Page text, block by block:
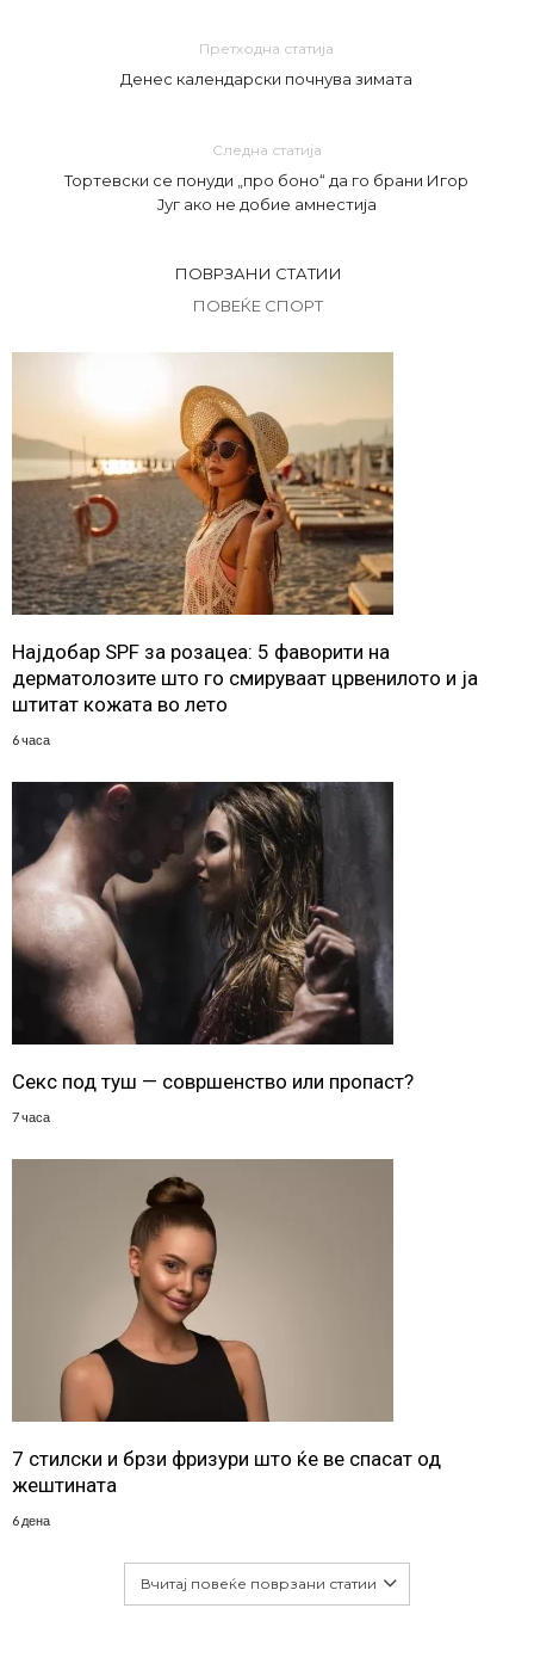
Претходна статија
Денес календарски почнува зимата
Следна статија
Тортевски се понуди „про боно“ да го брани Игор
Југ ако не добие амнестија
ПОВРЗАНИ СТАТИИ
ПОВЕЌЕ СПОРТ
Најдобар SPF за розацеа: 5 фаворити на
дерматолозите што го смируваат црвенилото и ја
штитат кожата во лето
6 часа
Секс под туш — совршенство или пропаст?
7 часа
7 стилски и брзи фризури што ќе ве спасат од
жештината
6 дена
Вчитај повеќе поврзани статии